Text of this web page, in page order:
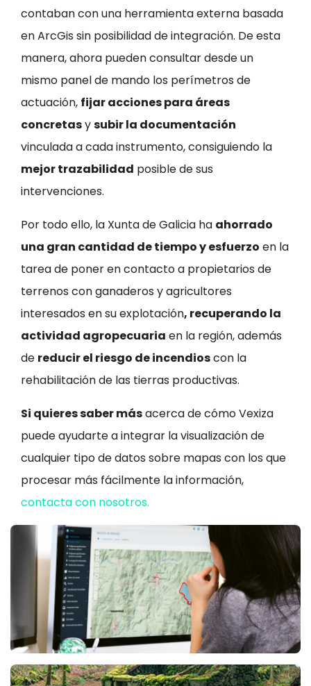
contaban con una herramienta externa basada
en ArcGis sin posibilidad de integración. De esta
manera, ahora pueden consultar desde un
mismo panel de mando los perímetros de
actuación, fijar acciones para áreas
concretasysubir la documentación
vinculada a cada instrumento, consiguiendo la
mejor trazabilidad posible de sus
intervenciones.
Por todo ello, la Xunta de Galicia ha ahorrado
una gran cantidad de tiempo y esfuerzo en la
tarea de poner en contacto a propietarios de
terrenos con ganaderos y agricultores
interesados en su explotación, recuperando la
actividad agropecuaria en la región, además
de reducir el riesgo de incendioscon la
rehabilitación de las tierras productivas.
Si quieres saber másacerca de cómo Vexiza
puede ayudarte a integrar la visualización de
cualquier tipo de datos sobre mapas con los que
procesar más fácilmente la información,
contacta con nosotros.